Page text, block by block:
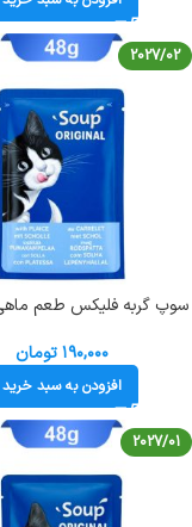
2027/02
۱۹۰,۰۰۰ تومان
افزودن به سبد خرید
2027/01